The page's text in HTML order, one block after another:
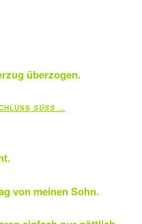
überzogen.
SÜSS …
von meinen Sohn.